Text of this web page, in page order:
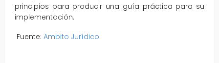
principios para producir una guía práctica para su
implementación.
Fuente: Ambito Jurídico